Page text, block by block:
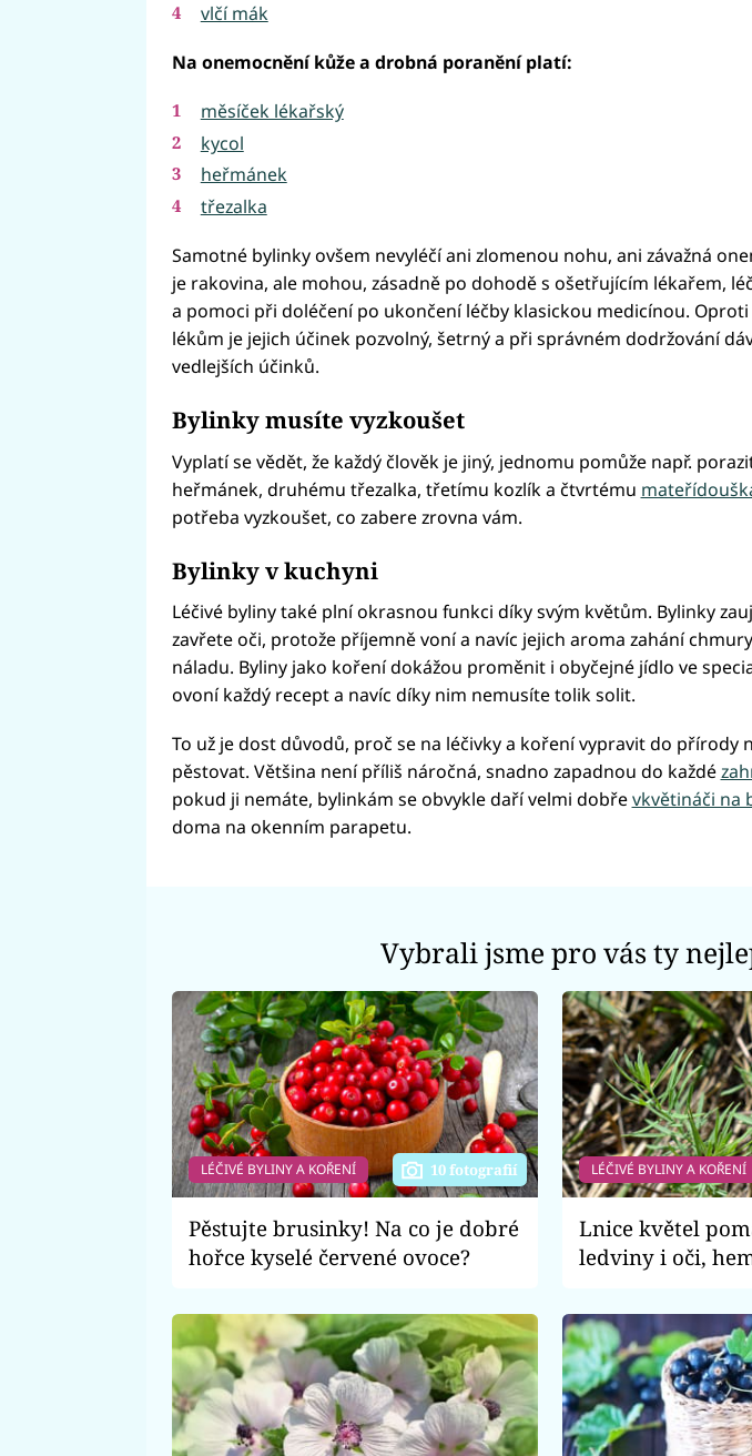
vlčí mák
Na onemocnění kůže a drobná poranění platí:
měsíček lékařský
kycol
heřmánek
třezalka
Samotné bylinky ovšem nevyléčí ani zlomenou nohu, ani závažná
je rakovina, ale mohou, zásadně po dohodě s ošetřujícím lékařem,
a pomoci při doléčení po ukončení léčby klasickou medicínou.
lékům je jejich účinek pozvolný, šetrný a při správném dodržování
vedlejších účinků.
Bylinky musíte vyzkoušet
Vyplatí se vědět, že každý člověk je jiný, jednomu pomůže např.
heřmánek, druhému třezalka, třetímu kozlík a čtvrtému
potřeba vyzkoušet, co zabere zrovna vám.
Bylinky v kuchyni
Léčivé byliny také plní okrasnou funkci díky svým květům. Bylinky
zavřete oči, protože příjemně voní a navíc jejich aroma zahání
náladu. Byliny jako koření dokážou proměnit i obyčejné jídlo ve
ovoní každý recept a navíc díky nim nemusíte tolik solit.
To už je dost důvodů, proč se na léčivky a koření vypravit do přírody
pěstovat. Většina není příliš náročná, snadno zapadnou do každé
pokud ji nemáte, bylinkám se obvykle daří velmi dobřevkvětináči na
doma na okenním parapetu.
Vybrali jsme pro vás ty
LÉČIVÉ BYLINY A KOŘENÍ 10 fotografií
Pěstujte brusinky! Na co je dobré
hořce kyselé červené ovoce?
LÉČIVÉ BYLINY A KOŘENÍ
Lnice květel
ledviny i oči,